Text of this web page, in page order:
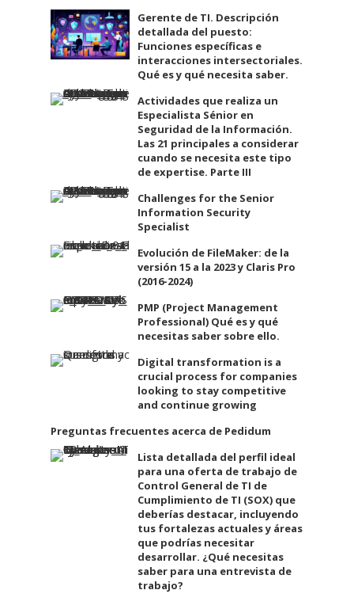
Gerente de TI. Descripción
detallada del puesto:
Funciones específicas e
interacciones intersectoriales.
Qué es y qué necesita saber.
Actividades que realiza un
Especialista Sénior en
Seguridad de la Información.
Las 21 principales a considerar
cuando se necesita este tipo
de expertise. Parte III
Challenges for the Senior
Information Security
Specialist
Evolución de FileMaker: de la
versión 15 a la 2023 y Claris Pro
(2016-2024)
PMP (Project Management
Professional) Qué es y qué
necesitas saber sobre ello.
Digital transformation is a
crucial process for companies
looking to stay competitive
and continue growing
Preguntas frecuentes acerca de Pedidum
Lista detallada del perfil ideal
para una oferta de trabajo de
Control General de TI de
Cumplimiento de TI (SOX) que
deberías destacar, incluyendo
tus fortalezas actuales y áreas
que podrías necesitar
desarrollar. ¿Qué necesitas
saber para una entrevista de
trabajo?